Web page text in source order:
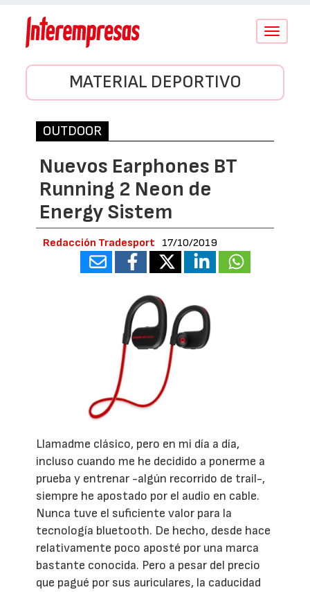
Conmutar
MATERIAL DEPORTIVO
OUTDOOR
Nuevos Earphones BT
Running 2 Neon de
Energy Sistem
Redacción Tradesport 17/10/2019
Llamadme clásico, pero en mi día a día,
incluso cuando me he decidido a ponerme a
prueba y entrenar -algún recorrido de trail-,
siempre he apostado por el audio en cable.
Nunca tuve el suficiente valor para la
tecnología bluetooth. De hecho, desde hace
relativamente poco aposté por una marca
bastante conocida. Pero a pesar del precio
que pagué por sus auriculares, la caducidad